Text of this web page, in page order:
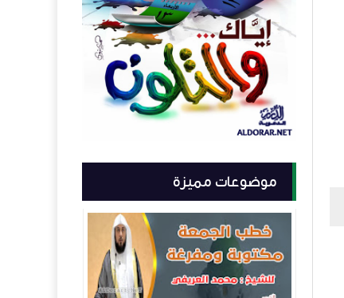
موضوعات مميزة